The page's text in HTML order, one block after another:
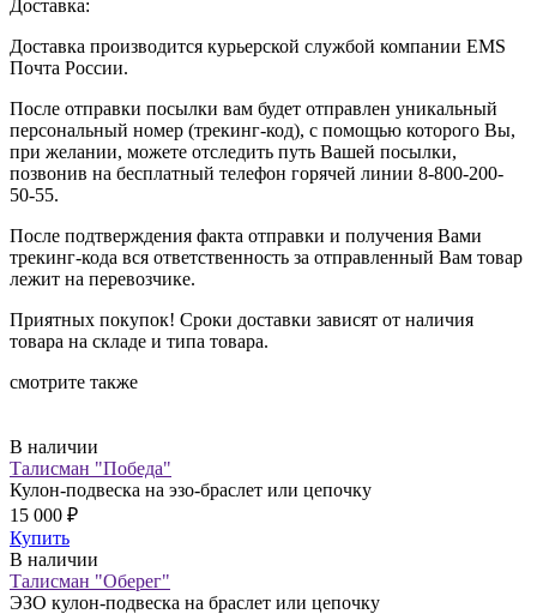
Доставка:
Доставка производится курьерской службой компании EMS
Почта России.
После отправки посылки вам будет отправлен уникальный
персональный номер (трекинг-код), с помощью которого Вы,
при желании, можете отследить путь Вашей посылки,
позвонив на бесплатный телефон горячей линии 8-800-200-
50-55.
После подтверждения факта отправки и получения Вами
трекинг-кода вся ответственность за отправленный Вам товар
лежит на перевозчике.
Приятных покупок! Сроки доставки зависят от наличия
товара на складе и типа товара.
смотрите также
В наличии
Талисман "Победа"
Кулон-подвеска на эзо-браслет или цепочку
15 000 ₽
Купить
В наличии
Талисман "Оберег"
ЭЗО кулон-подвеска на браслет или цепочку